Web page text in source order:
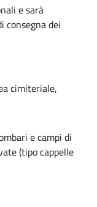
e sarà
consegna dei
cimiteriale,
e campi di
(tipo cappelle